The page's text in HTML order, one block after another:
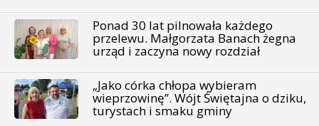
Ponad 30 lat pilnowała każdego
przelewu. Małgorzata Banach żegna
urząd i zaczyna nowy rozdział
„Jako córka chłopa wybieram
wieprzowinę”. Wójt Świętajna o dziku,
turystach i smaku gminy